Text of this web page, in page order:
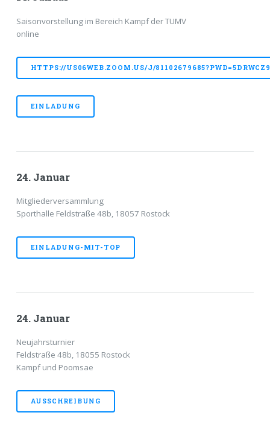
Saisonvorstellung im Bereich Kampf der TUMV
online
HTTPS://US06WEB.ZOOM.US/J/
EINLADUNG
24. Januar
Mitgliederversammlung
Sporthalle Feldstraße 48b, 18057 Rostock
EINLADUNG-MIT-TOP
24. Januar
Neujahrsturnier
Feldstraße 48b, 18055 Rostock
Kampf und Poomsae
AUSSCHREIBUNG